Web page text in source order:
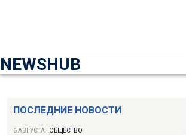
NEWSHUB
ПОСЛЕДНИЕ НОВОСТИ
6 АВГУСТА ОБЩЕСТВО